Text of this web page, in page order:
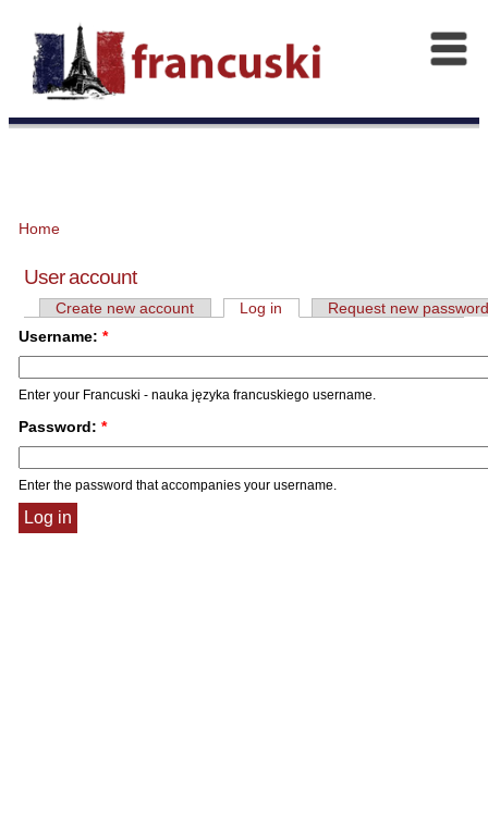
Home
User account
Create new account Log in
Request new
Username: *
Enter your Francuski - nauka języka francuskiego username.
Password: *
Enter the password that accompanies your username.